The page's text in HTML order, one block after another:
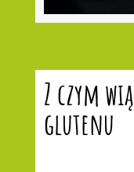
Z czym
glutenu